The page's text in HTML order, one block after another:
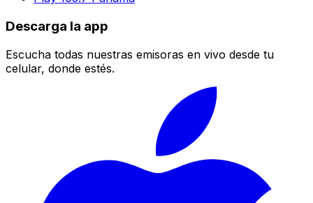
Descarga la app
Escucha todas nuestras emisoras en vivo desde tu
celular, donde estés.